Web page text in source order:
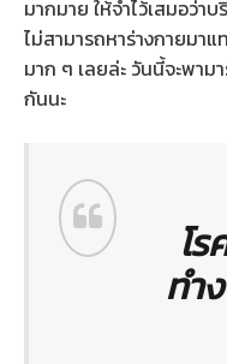
มากมาย ให้จำไว้เสมอว่า
ไม่สามารถหาร่างกายมา
มาก ๆ เลยล่ะ วันนี้จะพาม
กันนะ
โ
ทำ